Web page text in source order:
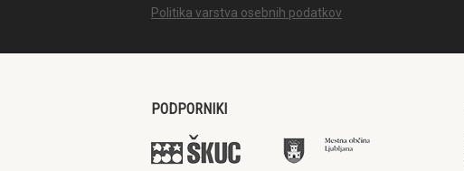
Politika varstva osebnih podatkov
PODPORNIKI